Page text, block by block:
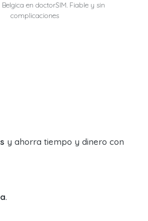
en doctorSIM. Fiable y sin
complicaciones
y ahorra tiempo y dinero con
.